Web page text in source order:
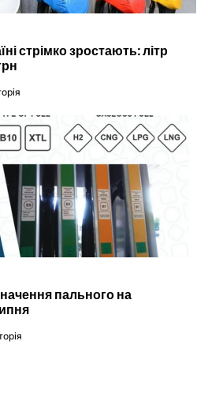
стрімко зростають: літр
пального на